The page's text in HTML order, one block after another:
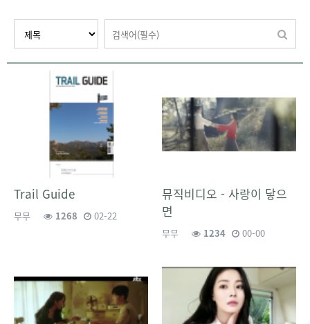
Trail Guide
무무 1268 02-22
뮤직비디오 - 사랑이 닿으
면
무무 1234 00-00